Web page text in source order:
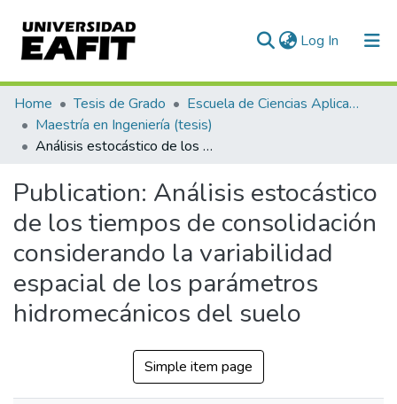
Log In (current)
Communities & Collections
All of DSpace
Home Tesis de Grado
Escuela de Ciencias Aplicadas e Ingeniería
Maestría en Ingeniería (tesis)
Análisis estocástico de los tiempos de consolidación considerando la variabilidad espacial de los parámetros hidromecánicos del suelo
Publication: Análisis estocástico
de los tiempos de consolidación
considerando la variabilidad
espacial de los parámetros
hidromecánicos del suelo
Simple item page